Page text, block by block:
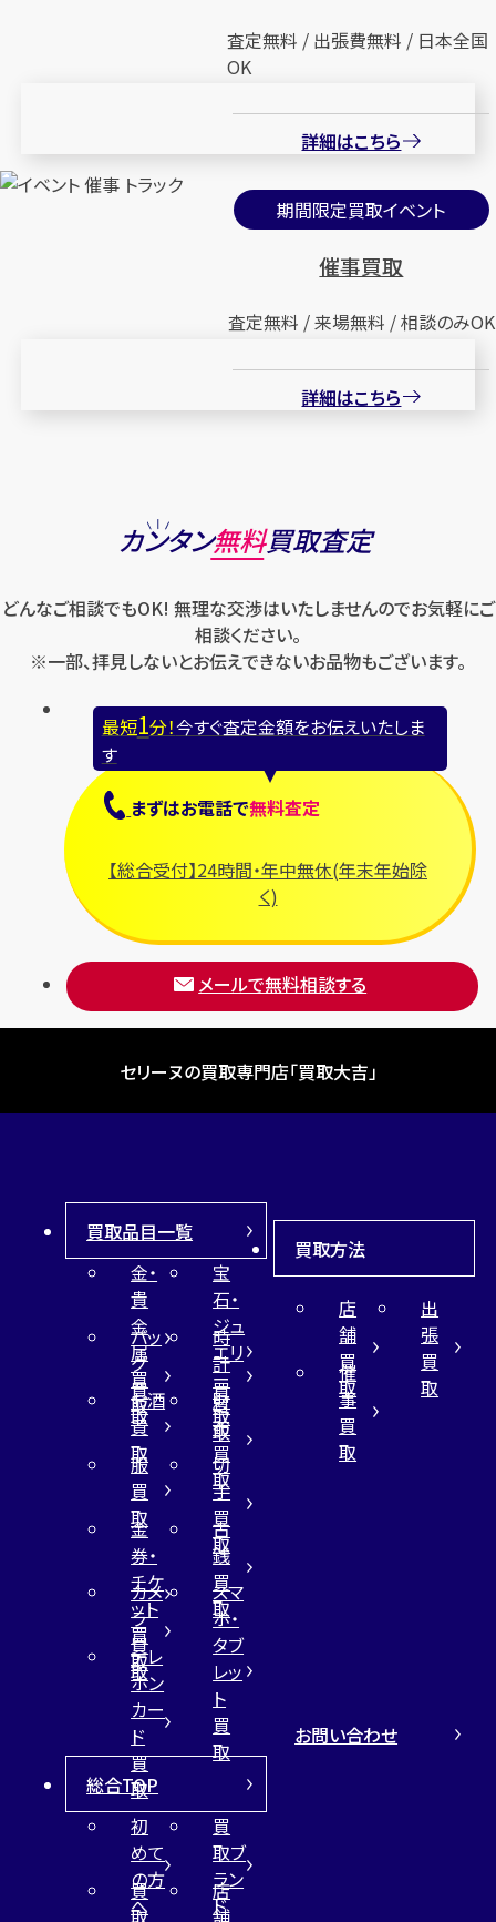
査定無料 / 出張費無料 / 日本全国
OK
詳細はこちら
期間限定買取イベント
催事買取
査定無料 / 来場無料 / 相談のみOK
詳細はこちら
カンタン無料買取査定
どんなご相談でもOK! 無理な交渉はいたしませんのでお気軽にご
相談ください。
※一部、拝見しないとお伝えできないお品物もございます。
最短1分！今すぐ査定金額をお伝えいたしま
す
まずはお電話で無料査定
【総合受付】24時間・年中無休(年末年始除
く)
メールで無料相談する
セリーヌの買取専門店「買取大吉」
買取品目一覧
金・
貴
金
属
買
取
宝
石・
ジュ
エリ
ー
買
取
バッ
グ
買
取
時
計
買
取
お酒
買
取
財
布
買
取
服
買
取
切
手
買
取
金
券・
チケ
ット
買
取
古
銭
買
取
カメ
ラ
買
取
スマ
ホ・
タブ
レッ
ト
買
取
テレ
ホン
カー
ド
買
取
買取方法
店
舗
買
取
出
張
買
取
催
事
買
取
総合TOP
初
めて
の方
へ
買
取ブ
ラン
ド
買
取
店
舗
お問い合わせ